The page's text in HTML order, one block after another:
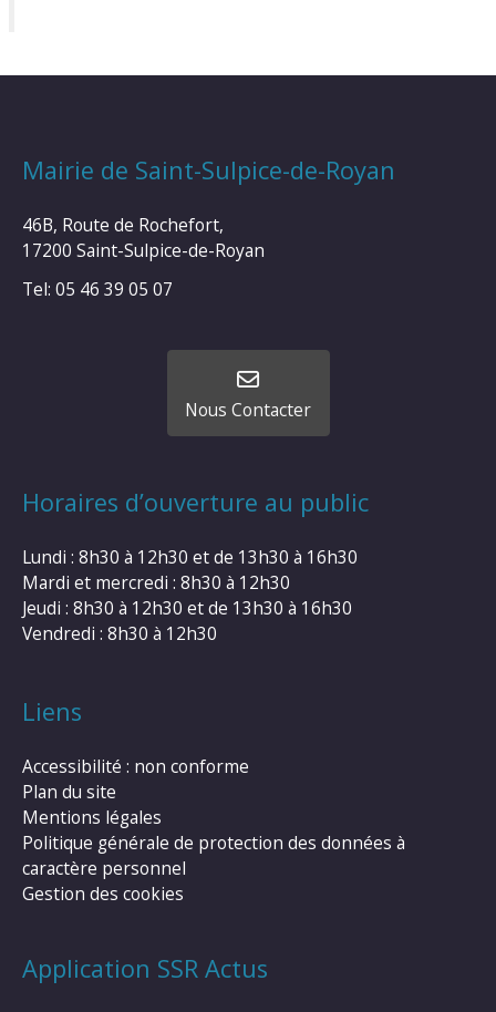
Mairie de Saint-Sulpice-de-Royan
46B, Route de Rochefort,
17200 Saint-Sulpice-de-Royan
Tel: 05 46 39 05 07
Nous Contacter
Horaires d’ouverture au public
Lundi : 8h30 à 12h30 et de 13h30 à 16h30
Mardi et mercredi : 8h30 à 12h30
Jeudi : 8h30 à 12h30 et de 13h30 à 16h30
Vendredi : 8h30 à 12h30
Liens
Accessibilité : non conforme
Plan du site
Mentions légales
Politique générale de protection des données à
caractère personnel
Gestion des cookies
Application SSR Actus